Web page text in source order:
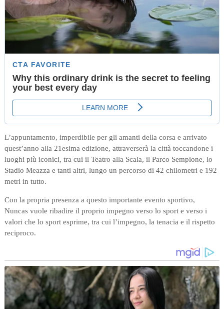
L’appuntamento, imperdibile per gli amanti della corsa e arrivato
quest’anno alla 21esima edizione, attraverserà la città toccandone i
luoghi più iconici, tra cui il Teatro alla Scala, il Parco Sempione, lo
Stadio Meazza e tanti altri, lungo un percorso di 42 chilometri e 192
metri in tutto.
Con la propria presenza a questo importante evento sportivo,
Nuncas vuole ribadire il proprio impegno verso lo sport e verso i
valori che lo sport esprime, tra cui l’impegno, la tenacia e il rispetto
reciproco.